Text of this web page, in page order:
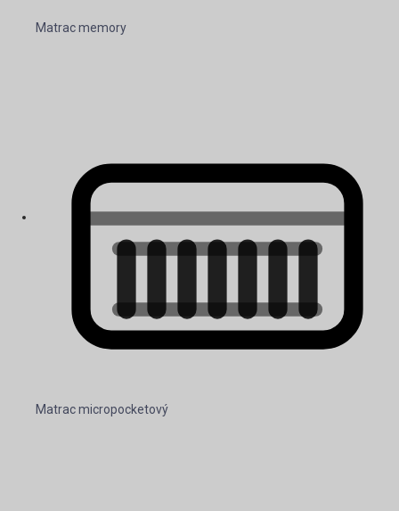
Matrac memory
Matrac micropocketový